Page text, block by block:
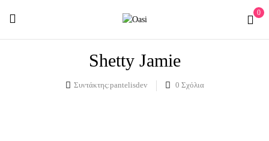
0
Shetty Jamie
Συντάκτης:pantelisdev 0 Σχόλια